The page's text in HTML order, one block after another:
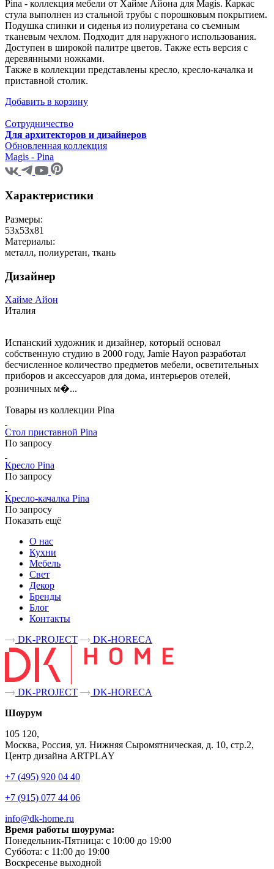
Pina - коллекция мебели от Хайме Айона для Magis. Каркас
стула выполнен из стальной трубы с порошковым покрытием.
Подушка спинки и сиденья из полиуретана со съемным
тканевым чехлом. Подходит для наружного использования.
Доступен в широкой палитре цветов. Также есть версия с
деревянными ножками.
Также в коллекции представлены кресло, кресло-качалка и
приставной столик.
Добавить в корзину
Сотрудничество
Для архитекторов и дизайнеров
Обновленная коллекция
Magis - Pina
Характеристики
Размеры:
53x53х81
Материалы:
металл, полиуретан, ткань
Дизайнер
Хайме Айон
Италия
Испанский художник и дизайнер, который основал
собственную студию в 2000 году, Jamie Hayon разработал
бесчисленное количество предметов мебели, осветительных
приборов и аксессуаров для дома, интерьеров отелей,
розничных м�...
Товары из коллекции Pina
Стол приставной Pina
По запросу
Кресло Pina
По запросу
Кресло-качалка Pina
По запросу
Показать ещё
О нас
Кухни
Мебель
Свет
Декор
Бренды
Блог
Контакты
DK-PROJECT
DK-HORECA
DK-PROJECT
DK-HORECA
Шоурум
105 120,
Москва, Россия, ул. Нижняя Сыромятническая, д. 10, стр.2,
Центр дизайна ARTPLAY
+7 (495) 920 04 40
+7 (915) 077 44 06
info@dk-home.ru
Время работы шоурума:
Понедельник-Пятница: c 10:00 до 19:00
Суббота: c 11:00 до 19:00
Воскресенье выходной